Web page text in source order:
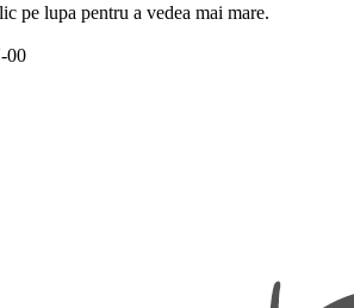
pe lupa pentru a vedea mai mare.